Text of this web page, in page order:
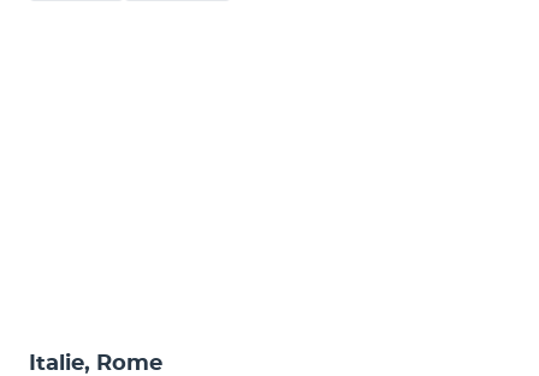
Italie, Rome